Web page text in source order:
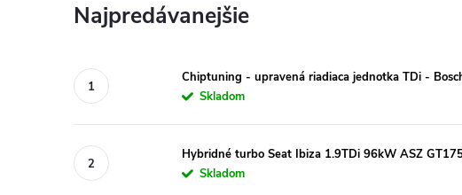
Najpredávanejšie
Chiptuning - upravená riadiaca jednotka TDi -
Skladom
Hybridné turbo Seat Ibiza 1.9TDi 96kW ASZ
Skladom